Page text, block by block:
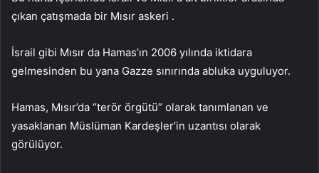
çıkan çatışmada bir Mısır askeri .
İsrail gibi Mısır da Hamas’ın 2006 yılında iktidara
gelmesinden bu yana Gazze sınırında abluka uyguluyor.
Hamas, Mısır’da “terör örgütü” olarak tanımlanan ve
yasaklanan Müslüman Kardeşler’in uzantısı olarak
görülüyor.